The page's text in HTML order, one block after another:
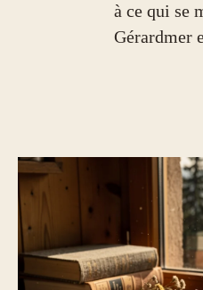
à ce qui se
Gérardmer